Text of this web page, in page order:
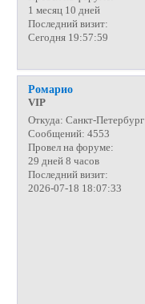
1 месяц 10 дней
Последний визит:
Сегодня 19:57:59
Ромарио
VIP
Откуда: Санкт-Петербург
Сообщений: 4553
Провел на форуме:
29 дней 8 часов
Последний визит:
2026-07-18 18:07:33